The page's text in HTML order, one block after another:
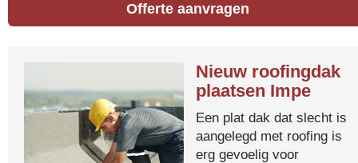
Offerte aanvragen
Nieuw roofingdak
plaatsen Impe
Een plat dak dat slecht is
aangelegd met roofing is
erg gevoelig voor